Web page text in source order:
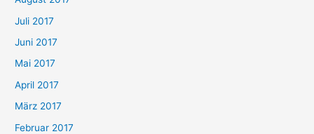
Juli 2017
Juni 2017
Mai 2017
April 2017
März 2017
Februar 2017